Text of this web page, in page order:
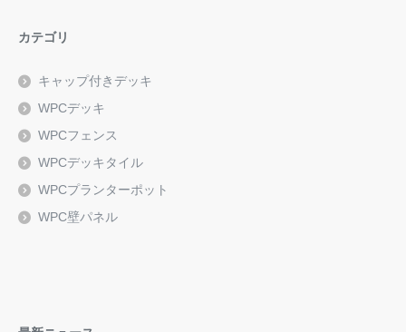
カテゴリ
キャップ付きデッキ
WPCデッキ
WPCフェンス
WPCデッキタイル
WPCプランターポット
WPC壁パネル